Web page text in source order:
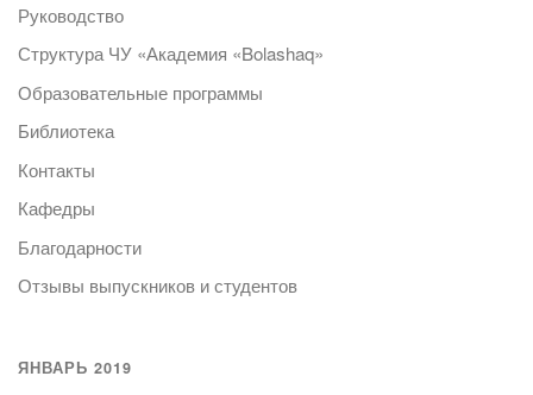
Руководство
Структура ЧУ «Академия «Bolashaq»
Образовательные программы
Библиотека
Контакты
Кафедры
Благодарности
Отзывы выпускников и студентов
ЯНВАРЬ 2019